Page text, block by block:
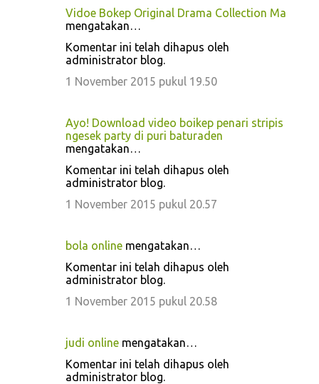
Vidoe Bokep Original Drama Collection Ma
mengatakan…
Komentar ini telah dihapus oleh
administrator blog.
1 November 2015 pukul 19.50
Ayo! Download video boikep penari stripis
ngesek party di puri baturaden
mengatakan…
Komentar ini telah dihapus oleh
administrator blog.
1 November 2015 pukul 20.57
bola online mengatakan…
Komentar ini telah dihapus oleh
administrator blog.
1 November 2015 pukul 20.58
judi online mengatakan…
Komentar ini telah dihapus oleh
administrator blog.